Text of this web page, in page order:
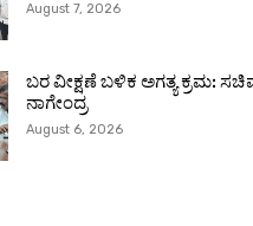
August 7, 2026
ಬರ ವೀಕ್ಷಣೆ ಬಳಿಕ ಅಗತ್ಯ ಕ್ರಮ:
ನಾಗೇಂದ್ರ
August 6, 2026